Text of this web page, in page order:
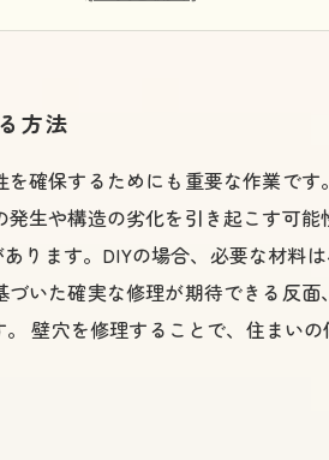
用相場を徹底解説！業者選びのポ
まとめ！あなたに最適な解決法を見
方法
確保するためにも重要な作業で
生や構造の劣化を引き起こす可
ります。DIYの場合、必要な材料
いた確実な修理が期待できる反
壁穴を修理することで、住まい